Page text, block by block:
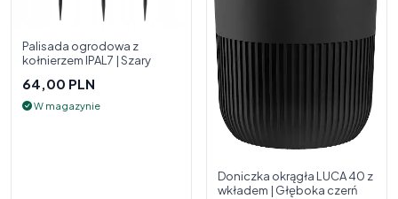
Palisada ogrodowa z
kołnierzem IPAL7 | Szary
64,00 PLN
W magazynie
Doniczka okrągła LUCA 40 z
wkładem | Głęboka czerń